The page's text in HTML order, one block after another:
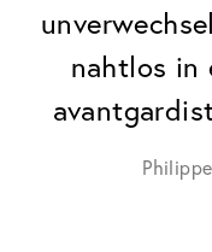
nahtlos in